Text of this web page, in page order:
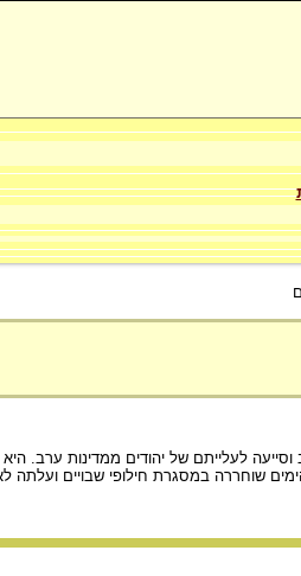
לעלייתם של יהודים ממדינות ערב. היא
מאסר. לאחר מלחמת ששת הימים שוחררה במסגרת חילופי שבויים